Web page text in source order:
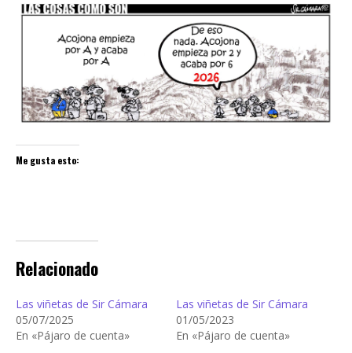
Me gusta esto:
Relacionado
Las viñetas de Sir Cámara
05/07/2025
En «Pájaro de cuenta»
Las viñetas de Sir Cámara
01/05/2023
En «Pájaro de cuenta»